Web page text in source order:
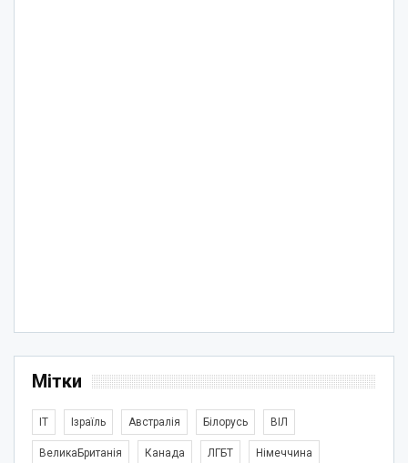
Мітки
IT Ізраїль Австралія Білорусь ВІЛ
ВеликаБританія Канада ЛГБТ Німеччина